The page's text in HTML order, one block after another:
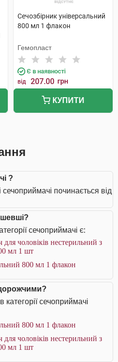
Сечозбірник універсальний
800 мл 1 флакон
Гемопласт
Є в наявності
від 207.00 грн
КУПИТИ
?
сечоприймачі починається від
сечоприймачі є:
чоловіків нестерильний з
мл 1 шт
800 мл 1 флакон
сечоприймачі
800 мл 1 флакон
чоловіків нестерильний з
мл 1 шт